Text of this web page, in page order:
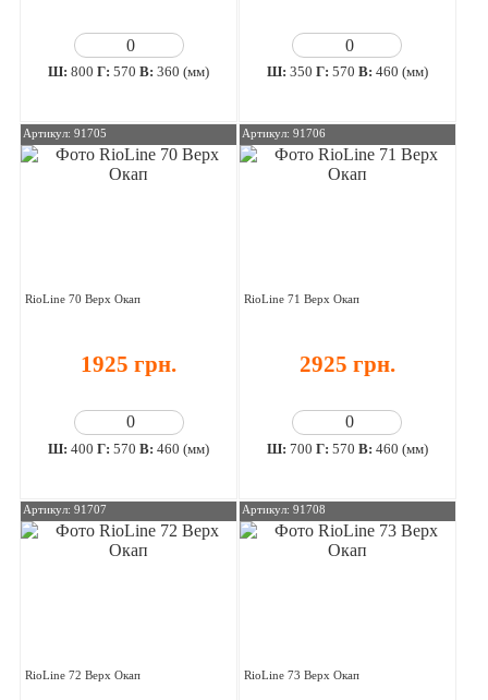
Ш:800 Г:570 В:360 (мм) Ш: 350 Г: 570 В: 460 (мм)
Артикул: 91705
RioLine 70 Верх Окап
1925 грн.
Ш:400 Г:570 В:460 (мм)
Артикул: 91706
RioLine 71 Верх Окап
2925 грн.
Ш: 700 Г: 570 В: 460 (мм)
Артикул: 91707
RioLine 72 Верх Окап
Артикул: 91708
RioLine 73 Верх Окап